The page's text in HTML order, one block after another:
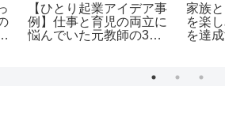
【ひとり起業アイデア事
例】仕事と育児の両立に
悩んでいた元教師の3児
家族
を楽
を達
ュー】